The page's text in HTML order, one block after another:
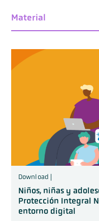
Material
Download |
Niños, niñas y
Protección Integral
entorno digital